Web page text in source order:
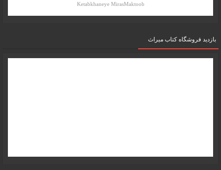
Ketabkhaneye MirasMaktoob
بازدید فروشگاه کتاب میراث